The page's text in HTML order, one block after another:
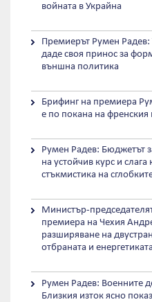
войната в Украйна
Премиерът Румен Радев:
даде своя принос за
външна политика
Брифинг на премиера
е по покана на
Румен Радев: Бюджетът
на устойчив курс и
стъкмистика на
Министър-
премиера на Чехия
разширяване на
отбраната и енергетиката
Румен Радев: Военните
Близкия изток ясно